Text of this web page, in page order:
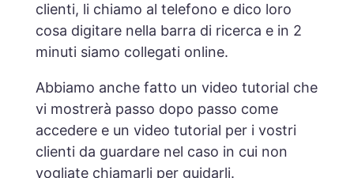
clienti, li chiamo al telefono e dico loro
cosa digitare nella barra di ricerca e in 2
minuti siamo collegati online.
Abbiamo anche fatto un video tutorial che
vi mostrerà passo dopo passo come
accedere e un video tutorial per i vostri
clienti da guardare nel caso in cui non
vogliate chiamarli per guidarli.